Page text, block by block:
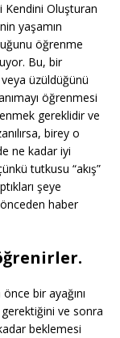
Kendini Oluşturan
yaşamın
öğrenme
Bu, bir
üzüldüğünü
öğrenmesi
gereklidir ve
birey o
ne kadar iyi
tutkusu “akış”
şeye
haber
bir ayağını
gerektiğini ve sonra
beklemesi